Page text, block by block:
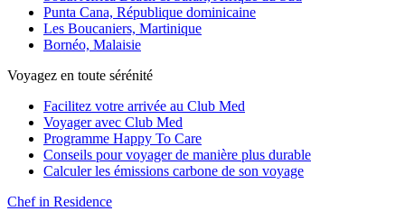
Punta Cana, République dominicaine
Les Boucaniers, Martinique
Bornéo, Malaisie
Voyagez en toute sérénité
Facilitez votre arrivée au Club Med
Voyager avec Club Med
Programme Happy To Care
Conseils pour voyager de manière plus durable
Calculer les émissions carbone de son voyage
Chef in Residence